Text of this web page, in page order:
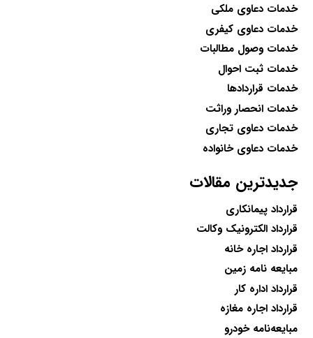
خدمات دعاوی ملکی
خدمات دعاوی کیفری
خدمات وصول مطالبات
خدمات ثبت احوال
خدمات قراردادها
خدمات انحصار وراثت
خدمات دعاوی تجاری
خدمات دعاوی خانواده
جدیدترین مقالات
قرارداد پیمانکاری
قرارداد الکترونیک وکالت
قرارداد اجاره خانه
مبایعه نامه زمین
قرارداد اداره کار
قرارداد اجاره مغازه
مبایعه‌نامه خودرو